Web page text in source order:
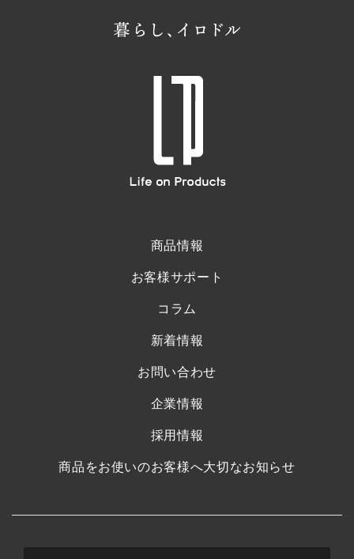
商品情報
お客様サポート
コラム
新着情報
お問い合わせ
企業情報
採用情報
商品をお使いのお客様へ大切なお知らせ